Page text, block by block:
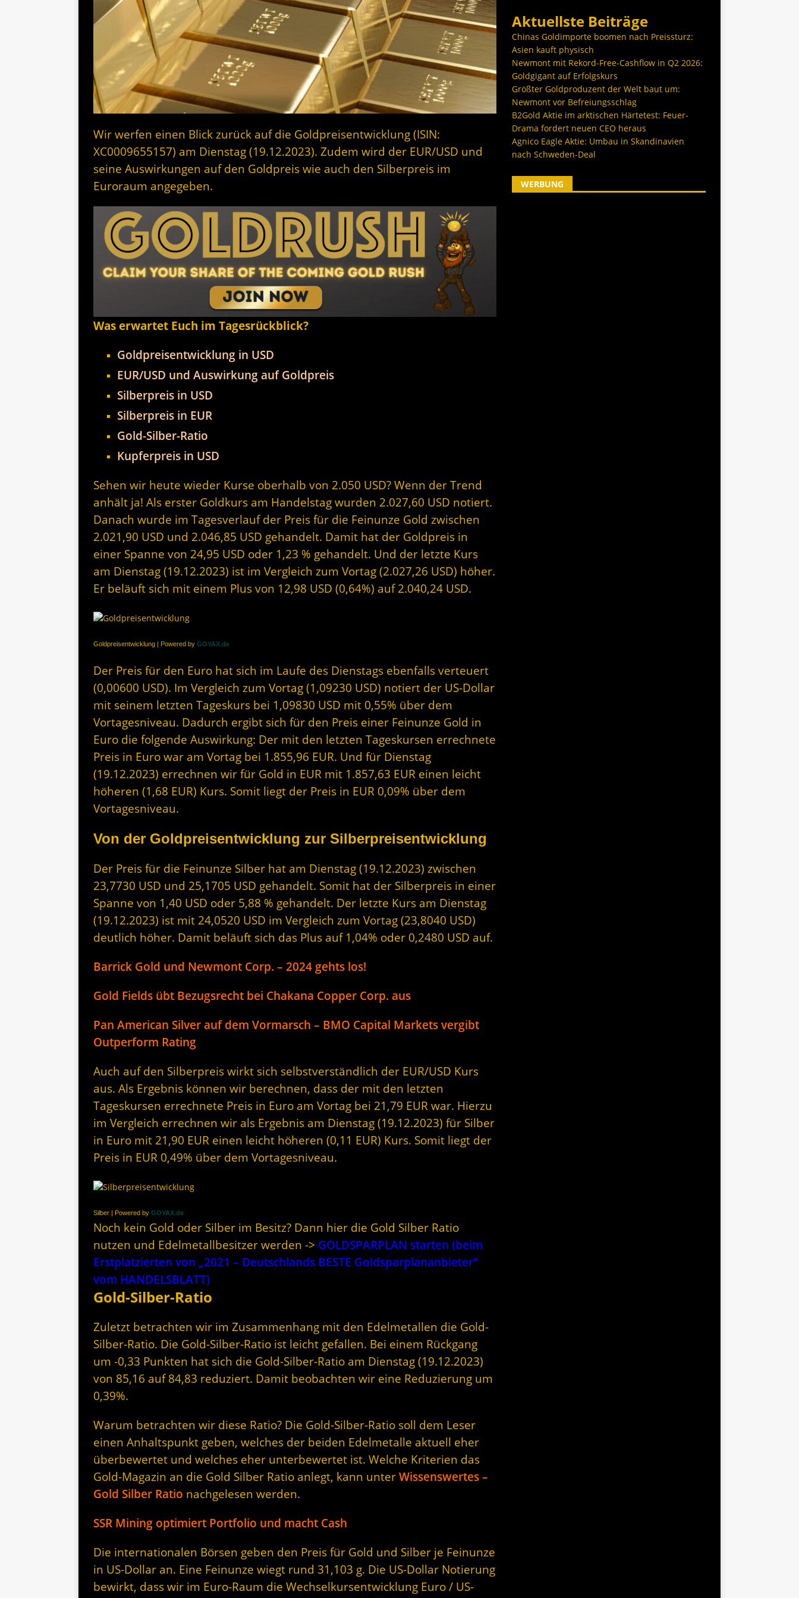
Wir werfen einen Blick zurück auf die Goldpreisentwicklung (ISIN:
XC0009655157) am Dienstag (19.12.2023). Zudem wird der EUR/USD und
seine Auswirkungen auf den Goldpreis wie auch den Silberpreis im
Euroraum angegeben.
Was erwartet Euch im Tagesrückblick?
Goldpreisentwicklung in USD
EUR/USD und Auswirkung auf Goldpreis
Silberpreis in USD
Silberpreis in EUR
Gold-Silber-Ratio
Kupferpreis in USD
Sehen wir heute wieder Kurse oberhalb von 2.050 USD? Wenn der Trend
anhält ja! Als erster Goldkurs am Handelstag wurden 2.027,60 USD notiert.
Danach wurde im Tagesverlauf der Preis für die Feinunze Gold zwischen
2.021,90 USD und 2.046,85 USD gehandelt. Damit hat der Goldpreis in
einer Spanne von 24,95 USD oder 1,23 % gehandelt. Und der letzte Kurs
am Dienstag (19.12.2023) ist im Vergleich zum Vortag (2.027,26 USD) höher.
Er beläuft sich mit einem Plus von 12,98 USD (0,64%) auf 2.040,24 USD.
Goldpreisentwicklung | Powered by GOYAX.de
Der Preis für den Euro hat sich im Laufe des Dienstags ebenfalls verteuert
(0,00600 USD). Im Vergleich zum Vortag (1,09230 USD) notiert der US-Dollar
mit seinem letzten Tageskurs bei 1,09830 USD mit 0,55% über dem
Vortagesniveau. Dadurch ergibt sich für den Preis einer Feinunze Gold in
Euro die folgende Auswirkung: Der mit den letzten Tageskursen errechnete
Preis in Euro war am Vortag bei 1.855,96 EUR. Und für Dienstag
(19.12.2023) errechnen wir für Gold in EUR mit 1.857,63 EUR einen leicht
höheren (1,68 EUR) Kurs. Somit liegt der Preis in EUR 0,09% über dem
Vortagesniveau.
Von der Goldpreisentwicklung zur Silberpreisentwicklung
Der Preis für die Feinunze Silber hat am Dienstag (19.12.2023) zwischen
23,7730 USD und 25,1705 USD gehandelt. Somit hat der Silberpreis in einer
Spanne von 1,40 USD oder 5,88 % gehandelt. Der letzte Kurs am Dienstag
(19.12.2023) ist mit 24,0520 USD im Vergleich zum Vortag (23,8040 USD)
deutlich höher. Damit beläuft sich das Plus auf 1,04% oder 0,2480 USD auf.
Barrick Gold und Newmont Corp. – 2024 gehts los!
Gold Fields übt Bezugsrecht bei Chakana Copper Corp. aus
Pan American Silver auf dem Vormarsch – BMO Capital Markets vergibt
Outperform Rating
Auch auf den Silberpreis wirkt sich selbstverständlich der EUR/USD Kurs
aus. Als Ergebnis können wir berechnen, dass der mit den letzten
Tageskursen errechnete Preis in Euro am Vortag bei 21,79 EUR war. Hierzu
im Vergleich errechnen wir als Ergebnis am Dienstag (19.12.2023) für Silber
in Euro mit 21,90 EUR einen leicht höheren (0,11 EUR) Kurs. Somit liegt der
Preis in EUR 0,49% über dem Vortagesniveau.
Silber | Powered by GOYAX.de
Noch kein Gold oder Silber im Besitz? Dann hier die Gold Silber Ratio
nutzen und Edelmetallbesitzer werden -> GOLDSPARPLAN starten (beim
Erstplatzierten von „2021 – Deutschlands BESTE Goldsparplananbieter“
vom HANDELSBLATT)
Gold-Silber-Ratio
Zuletzt betrachten wir im Zusammenhang mit den Edelmetallen die Gold-
Silber-Ratio. Die Gold-Silber-Ratio ist leicht gefallen. Bei einem Rückgang
um -0,33 Punkten hat sich die Gold-Silber-Ratio am Dienstag (19.12.2023)
von 85,16 auf 84,83 reduziert. Damit beobachten wir eine Reduzierung um
0,39%.
Warum betrachten wir diese Ratio? Die Gold-Silber-Ratio soll dem Leser
einen Anhaltspunkt geben, welches der beiden Edelmetalle aktuell eher
überbewertet und welches eher unterbewertet ist. Welche Kriterien das
Gold-Magazin an die Gold Silber Ratio anlegt, kann unter Wissenswertes –
Gold Silber Ratio nachgelesen werden.
SSR Mining optimiert Portfolio und macht Cash
Die internationalen Börsen geben den Preis für Gold und Silber je Feinunze
in US-Dollar an. Eine Feinunze wiegt rund 31,103 g. Die US-Dollar Notierung
bewirkt, dass wir im Euro-Raum die Wechselkursentwicklung Euro / US-
Aktuellste Beiträge
Chinas Goldimporte boomen nach Preissturz:
Asien kauft physisch
Newmont mit Rekord-Free-Cashflow in Q2 2026:
Goldgigant auf Erfolgskurs
Größter Goldproduzent der Welt baut um:
Newmont vor Befreiungsschlag
B2Gold Aktie im arktischen Härtetest: Feuer-
Drama fordert neuen CEO heraus
Agnico Eagle Aktie: Umbau in Skandinavien
nach Schweden-Deal
WERBUNG